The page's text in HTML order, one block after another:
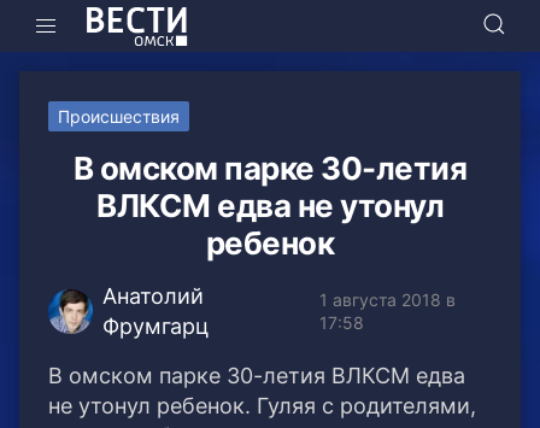
Происшествия
В омском парке 30-летия
ВЛКСМ едва не утонул
ребенок
Анатолий
Фрумгарц
1 августа 2018 в
17:58
В омском парке 30-летия ВЛКСМ едва
не утонул ребенок. Гуляя с родителями,